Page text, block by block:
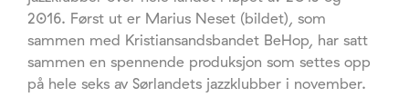
2016. Først ut er Marius Neset (bildet), som
sammen med Kristiansandsbandet BeHop, har satt
sammen en spennende produksjon som settes opp
på hele seks av Sørlandets jazzklubber i november.